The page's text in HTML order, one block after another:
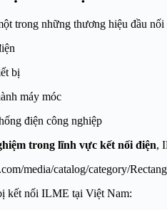
trong những thương hiệu đầu
bị
máy móc
điện công nghiệp
trong lĩnh vực kết nối điện,
kết nối ILME tại Việt Nam: